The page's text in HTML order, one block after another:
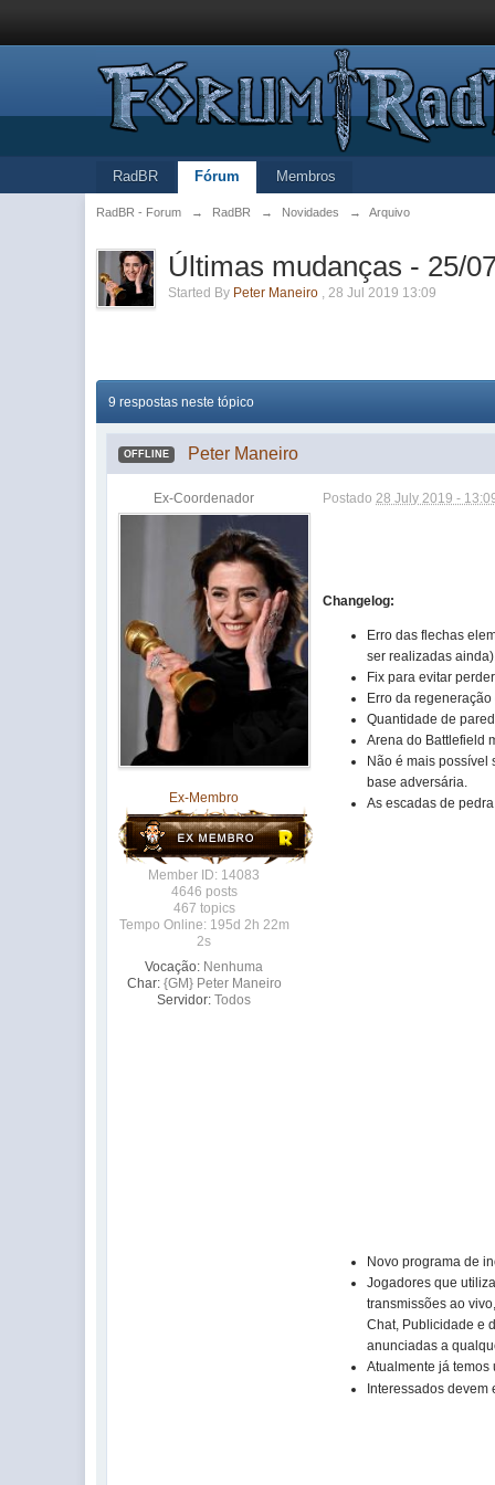
RadBR Fórum Membros
RadBR - Forum → RadBR → Novidades → Arquivo
Últimas mudanças - 25/
Started By Peter Maneiro ,28 Jul 2019 13:09
9 respostas neste tópico
OFFLINE Peter Maneiro
Ex-Coordenador
Ex-Membro
Member ID: 14083
4646 posts
467 topics
Tempo Online: 195d 2h 22m
2s
Vocação: Nenhuma
Char: {GM} Peter Maneiro
Servidor: Todos
Postado28 July 2019 -
Changelog:
Erro das flechas
ser realizadas
Fix para evitar
Erro da
Quantidade de
Arena do Battlefield
Não é mais
base adversária.
As escadas de
Novo programa de
Jogadores que
transmissões ao
Chat, Publicidade e
anunciadas a
Atualmente já
Interessados